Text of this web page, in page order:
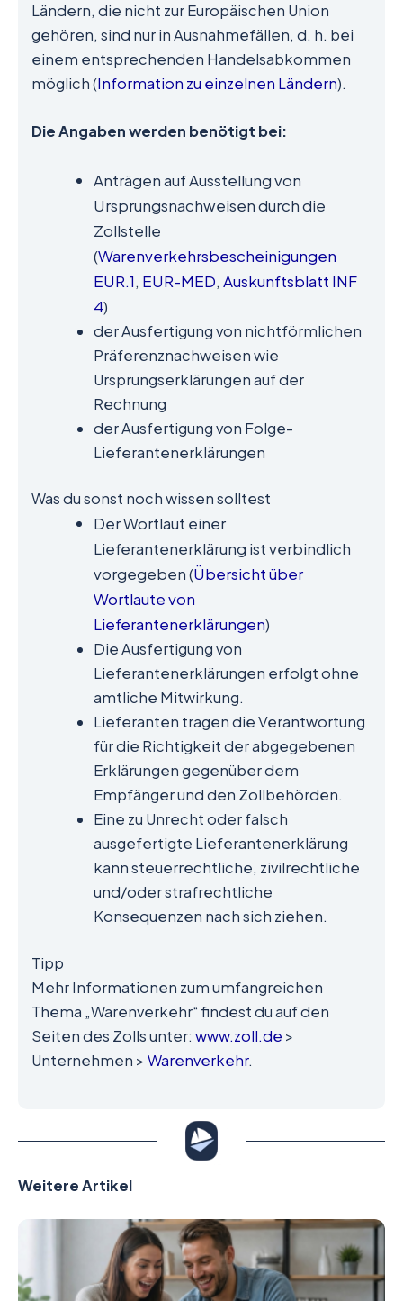
Ländern, die nicht zur Europäischen Union
gehören, sind nur in Ausnahmefällen, d. h. bei
einem entsprechenden Handelsabkommen
möglich (Information zu einzelnen Ländern).
Die Angaben werden benötigt bei:
Anträgen auf Ausstellung von
Ursprungsnachweisen durch die
Zollstelle
(Warenverkehrsbescheinigungen
EUR.1, EUR-MED,Auskunftsblatt INF
4)
der Ausfertigung von nichtförmlichen
Präferenznachweisen wie
Ursprungserklärungen auf der
Rechnung
der Ausfertigung von Folge-
Lieferantenerklärungen
Was du sonst noch wissen solltest
Der Wortlaut einer
Lieferantenerklärung ist verbindlich
vorgegeben (Übersicht über
Wortlaute von
Lieferantenerklärungen)
Die Ausfertigung von
Lieferantenerklärungen erfolgt ohne
amtliche Mitwirkung.
Lieferanten tragen die Verantwortung
für die Richtigkeit der abgegebenen
Erklärungen gegenüber dem
Empfänger und den Zollbehörden.
Eine zu Unrecht oder falsch
ausgefertigte Lieferantenerklärung
kann steuerrechtliche, zivilrechtliche
und/oder strafrechtliche
Konsequenzen nach sich ziehen.
Tipp
Mehr Informationen zum umfangreichen
Thema „Warenverkehr“ findest du auf den
Seiten des Zolls unter: www.zoll.de >
Unternehmen > Warenverkehr.
Weitere Artikel